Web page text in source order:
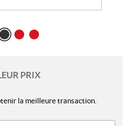
PRIX
la meilleure transaction.